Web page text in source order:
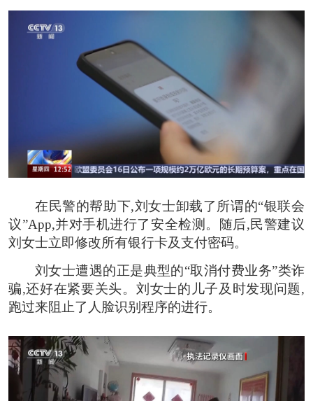
在民警的帮助下,刘女士卸载了所谓的“银联会
议”App,并对手机进行了安全检测。随后,民警建议
刘女士立即修改所有银行卡及支付密码。
刘女士遭遇的正是典型的“取消付费业务”类诈
骗,还好在紧要关头。刘女士的儿子及时发现问题,
跑过来阻止了人脸识别程序的进行。